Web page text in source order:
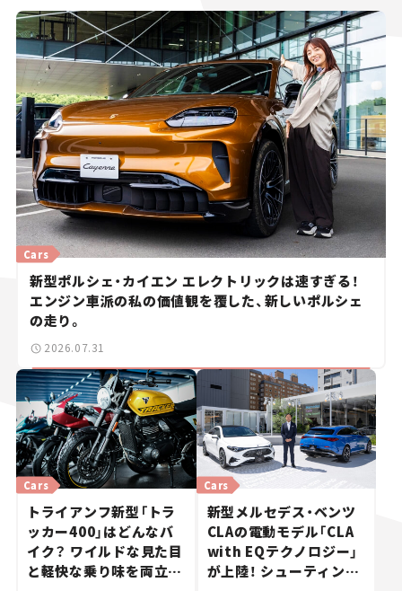
Cars
新型ポルシェ・カイエン エレクトリックは速すぎる！
エンジン車派の私の価値観を覆した、新しいポルシェ
の走り。
2026.07.31
Cars
トライアンフ新型「トラ
ッカー400」はどんなバ
イク？ ワイルドな見た目
と軽快な乗り味を両立し
Cars
新型メルセデス・ベンツ
CLAの電動モデル「CLA
with EQテクノロジー」
が上陸！ シューティング